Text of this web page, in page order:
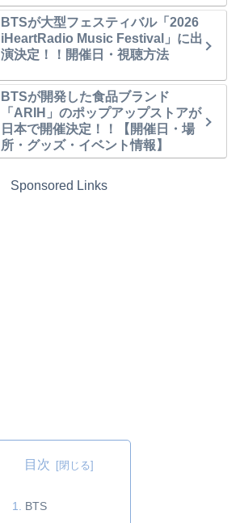
BTSが大型フェスティバル「2026
iHeartRadio Music Festival」に出
演決定！！開催日・視聴方法
BTSが開発した食品ブランド
「ARIH」のポップアップストアが
日本で開催決定！！【開催日・場
所・グッズ・イベント情報】
Sponsored Links
目次
BTS